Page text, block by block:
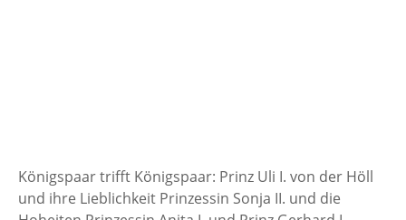
Königspaar trifft Königspaar: Prinz Uli I. von der Höll
und ihre Lieblichkeit Prinzessin Sonja II. und die